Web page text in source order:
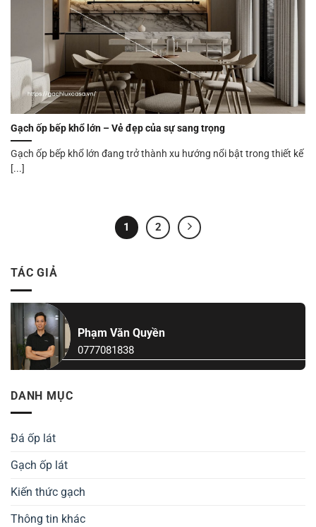
Gạch ốp bếp khổ lớn – Vẻ đẹp của sự sang trọng
Gạch ốp bếp khổ lớn đang trở thành xu hướng nổi bật trong thiết kế
[...]
1 2
TÁC GIẢ
Phạm Văn Quyền
0777081838
DANH MỤC
Đá ốp lát
Gạch ốp lát
Kiến thức gạch
Thông tin khác